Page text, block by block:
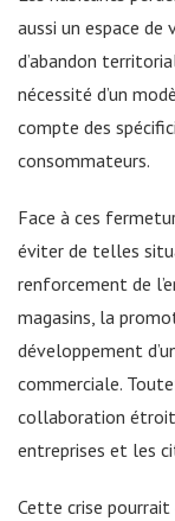
aussi un espace
d’abandon
nécessité d’un
compte des
consommateurs.
Face à ces
éviter de telles
renforcement de
magasins, la
développement
commerciale.
collaboration
entreprises et les
Cette crise